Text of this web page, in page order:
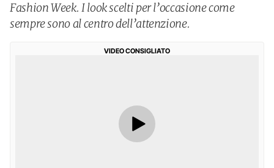
Fashion Week. I look scelti per l’occasione come
sempre sono al centro dell’attenzione.
VIDEO CONSIGLIATO